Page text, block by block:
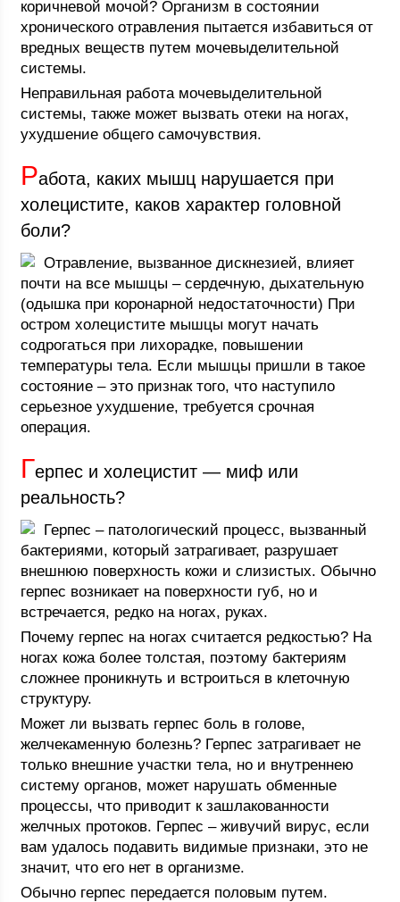
коричневой мочой? Организм в состоянии
хронического отравления пытается избавиться от
вредных веществ путем мочевыделительной
системы.
Неправильная работа мочевыделительной
системы, также может вызвать отеки на ногах,
ухудшение общего самочувствия.
Работа, каких мышц нарушается при
холецистите, каков характер головной
боли?
Отравление, вызванное дискнезией, влияет
почти на все мышцы – сердечную, дыхательную
(одышка при коронарной недостаточности) При
остром холецистите мышцы могут начать
содрогаться при лихорадке, повышении
температуры тела. Если мышцы пришли в такое
состояние – это признак того, что наступило
серьезное ухудшение, требуется срочная
операция.
Герпес и холецистит — миф или
реальность?
Герпес – патологический процесс, вызванный
бактериями, который затрагивает, разрушает
внешнюю поверхность кожи и слизистых. Обычно
герпес возникает на поверхности губ, но и
встречается, редко на ногах, руках.
Почему герпес на ногах считается редкостью? На
ногах кожа более толстая, поэтому бактериям
сложнее проникнуть и встроиться в клеточную
структуру.
Может ли вызвать герпес боль в голове,
желчекаменную болезнь? Герпес затрагивает не
только внешние участки тела, но и внутреннею
систему органов, может нарушать обменные
процессы, что приводит к зашлакованности
желчных протоков. Герпес – живучий вирус, если
вам удалось подавить видимые признаки, это не
значит, что его нет в организме.
Обычно герпес передается половым путем.